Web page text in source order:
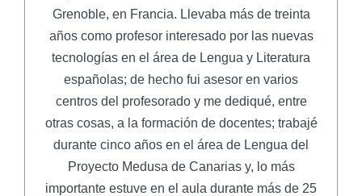
Grenoble, en Francia. Llevaba más de treinta
años como profesor interesado por las nuevas
tecnologías en el área de Lengua y Literatura
españolas; de hecho fui asesor en varios
centros del profesorado y me dediqué, entre
otras cosas, a la formación de docentes; trabajé
durante cinco años en el área de Lengua del
Proyecto Medusa de Canarias y, lo más
importante estuve en el aula durante más de 25